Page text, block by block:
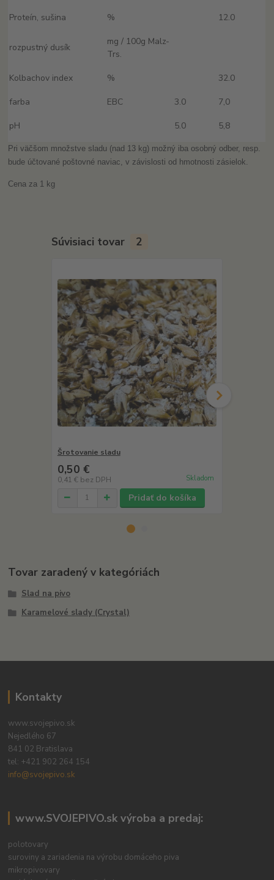
Proteín, sušina % 12.0
rozpustný dusík
mg / 100g Malz-
Trs.
Kolbachov index % 32.0
farba EBC 3.0 7,0
pH 5.0 5,8
Pri väčšom množstve sladu (nad 13 kg) možný iba osobný odber, resp.
bude účtované poštovné naviac, v závislosti od hmotnosti zásielok.
Cena za 1 kg
Súvisiaci tovar 2
Šrotovanie sladu
0,50 €
0,41 € bez DPH Skladom
Pridať do košíka
Tovar zaradený v kategóriách
Slad na pivo
Karamelové slady (Crystal)
Kontakty
www.svojepivo.sk
Nejedlého 67
841 02 Bratislava
tel: +421 902 264 154
info@svojepivo.sk
www.SVOJEPIVO.sk výroba a predaj:
polotovary
suroviny a zariadenia na výrobu domáceho piva
mikropivovary